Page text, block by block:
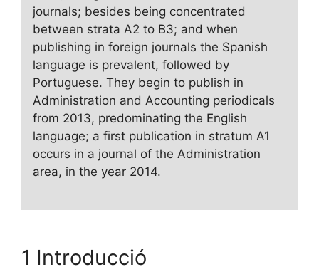
journals; besides being concentrated
between strata A2 to B3; and when
publishing in foreign journals the Spanish
language is prevalent, followed by
Portuguese. They begin to publish in
Administration and Accounting periodicals
from 2013, predominating the English
language; a first publication in stratum A1
occurs in a journal of the Administration
area, in the year 2014.
1 Introducció